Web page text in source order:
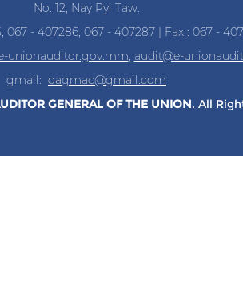
No. 12, Nay Pyi Taw.
067 - 407286, 067 - 407287 | Fax : 067 -
unionauditor.gov.mm, audit@e-
gmail: oagmac@gmail.com
GENERAL OF THE UNION. All